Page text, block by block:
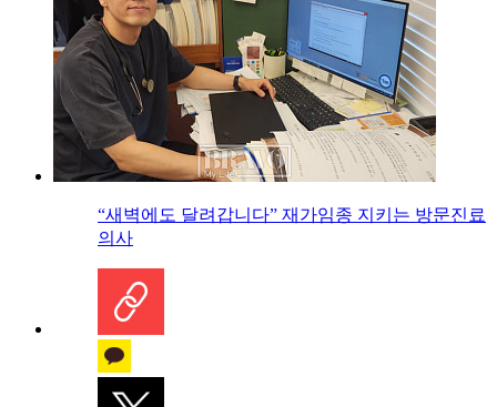
“새벽에도 달려갑니다” 재가임종 지키는 방문진료
의사